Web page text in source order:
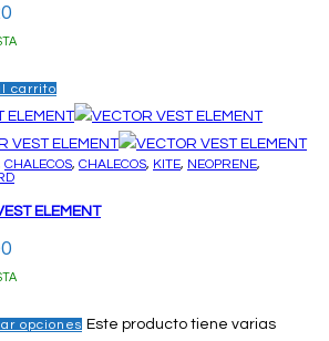
carrito
CHALECOS, CHALECOS, KITE, NEOPRENE,
ELEMENT
opciones Este producto tiene varias